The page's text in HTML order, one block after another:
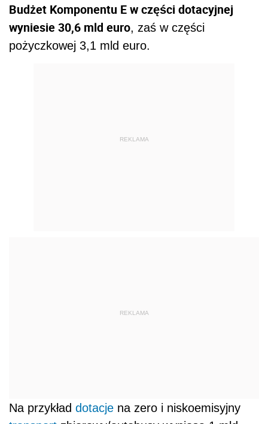
Budżet Komponentu E w części dotacyjnej
wyniesie 30,6 mld euro, zaś w części
pożyczkowej 3,1 mld euro.
REKLAMA
REKLAMA
Na przykład dotacje na zero i niskoemisyjny